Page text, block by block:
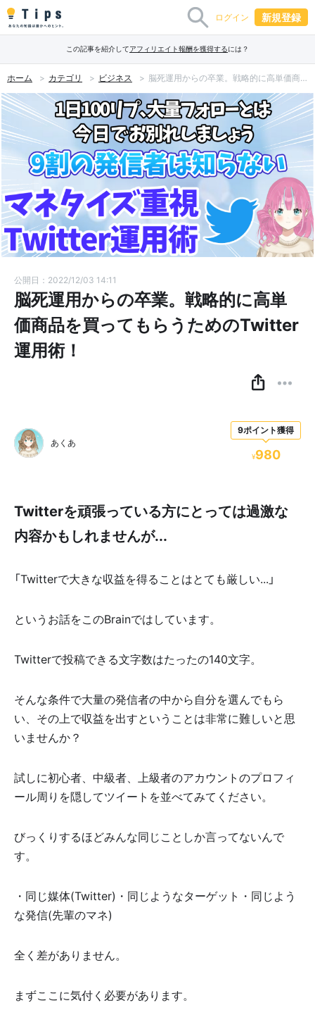
ログイン 新規登録
この記事を紹介してアフィリエイト報酬を獲得するには？
ホーム カテゴリ ビジネス 脳死運用からの卒業。戦略的に高単価商品を買ってもらうためのTwitter運用術！
公開日：2022/12/03 14:11
脳死運用からの卒業。戦略的に高単
価商品を買ってもらうためのTwitter
運用術！
9ポイント獲得
¥980
あくあ
Twitterを頑張っている方にとっては過激な
内容かもしれませんが...
「Twitterで大きな収益を得ることはとても厳しい...」
というお話をこのBrainではしています。
Twitterで投稿できる文字数はたったの140文字。
そんな条件で大量の発信者の中から自分を選んでもら
い、その上で収益を出すということは非常に難しいと思
いませんか？
試しに初心者、中級者、上級者のアカウントのプロフィ
ール周りを隠してツイートを並べてみてください。
びっくりするほどみんな同じことしか言ってないんで
す。
・同じ媒体(Twitter)・同じようなターゲット・同じよう
な発信(先輩のマネ)
全く差がありません。
まずここに気付く必要があります。